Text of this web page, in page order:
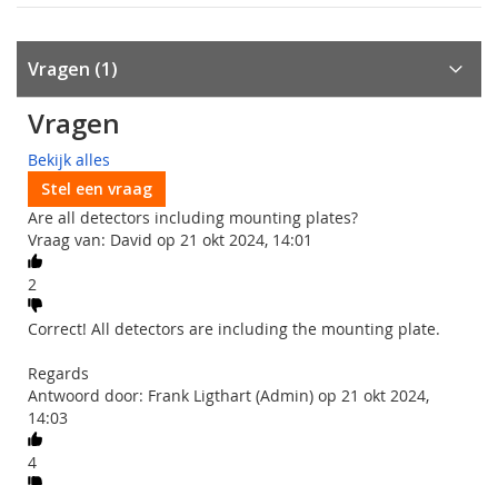
Vragen 1
Vragen
Bekijk alles
Stel een vraag
Are all detectors including mounting plates?
Vraag van: David op 21 okt 2024, 14:01
2
Correct! All detectors are including the mounting plate.
Regards
Antwoord door: Frank Ligthart (Admin) op 21 okt 2024,
14:03
4